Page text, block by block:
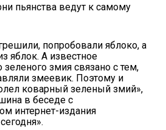
пьянства ведут к самому
попробовали яблоко, а
яблок. А известное
змия связано с тем,
змеевик. Поэтому и
коварный зеленый змий»,
в беседе с
интернет-издания